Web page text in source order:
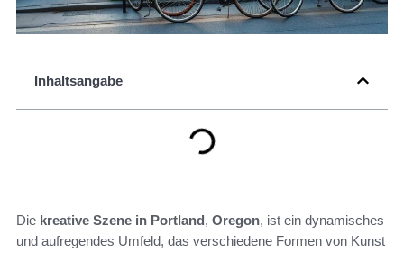
Inhaltsangabe
Die kreative Szene in Portland, Oregon, ist ein dynamisches
und aufregendes Umfeld, das verschiedene Formen von Kunst